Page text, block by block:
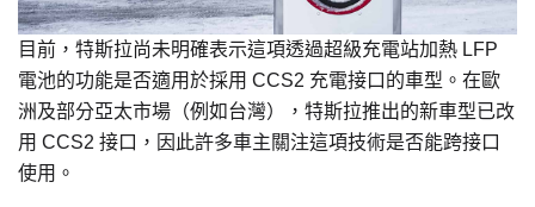
目前，特斯拉尚未明確表示這項透過超級充電站加熱 LFP
電池的功能是否適用於採用 CCS2 充電接口的車型。在歐
洲及部分亞太市場（例如台灣），特斯拉推出的新車型已改
用 CCS2 接口，因此許多車主關注這項技術是否能跨接口
使用。